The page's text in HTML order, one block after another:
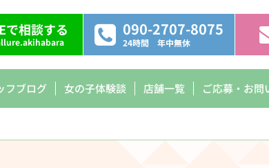
で相談する 090-2707-8075
24時間 年中無休
フブログ 女の子体験談 店舗一覧 ご応募・お問